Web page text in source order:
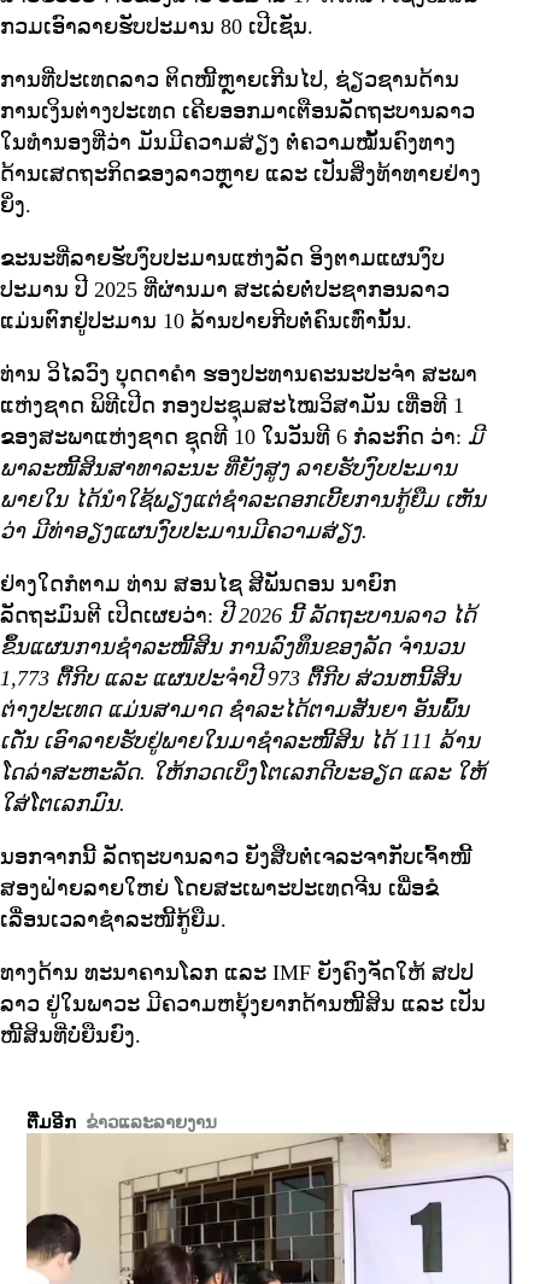
ກວມເອົາລາຍຮັບປະມານ 80 ເປີເຊັນ.
ການທີ່ປະເທດລາວ ຕິດໜີ້ຫຼາຍເກີນໄປ, ຊ່ຽວຊານດ້ານ
ການເງິນຕ່າງປະເທດ ເຄີຍອອກມາເຕືອນລັດຖະບານລາວ
ໃນທໍານອງທີ່ວ່າ ມັນມີຄວາມສ່ຽງ ຕໍ່ຄວາມໝັ້ນຄົງທາງ
ດ້ານເສດຖະກິດຂອງລາວຫຼາຍ ແລະ ເປັນສິ່ງທ້າທາຍຢ່າງ
ຍິ່ງ.
ຂະນະທີ່ລາຍຮັບງົບປະມານແຫ່ງລັດ ອິງຕາມແຜນງົບ
ປະມານ ປີ 2025 ທີ່ຜ່ານມາ ສະເລ່ຍຕໍ່ປະຊາກອນລາວ
ແມ່ນຕົກຢູ່ປະມານ 10 ລ້ານປາຍກີບຕໍ່ຄົນເທົ່ານັ້ນ.
ທ່ານ ວິໄລວົງ ບຸດດາຄຳ ຮອງປະທານຄະນະປະຈໍາ ສະພາ
ແຫ່ງຊາດ ພິທີເປີດ ກອງປະຊຸມສະໄໝວິສາມັນ ເທື່ອທີ 1
ຂອງສະພາແຫ່ງຊາດ ຊຸດທີ 10 ໃນວັນທີ 6 ກໍລະກົດ ວ່າ: ມີ
ພາລະໜີ້ສິນສາທາລະນະ ທີ່ຍັງສູງ ລາຍຮັບງົບປະມານ
ພາຍໃນ ໄດ້ນຳໃຊ້ພຽງແຕ່ຊຳລະດອກເບີ້ຍການກູ້ຍືມ ເຫັນ
ວ່າ ມີທ່າອຽງແຜນງົບປະມານມີຄວາມສ່ຽງ.
ຢ່າງໃດກໍຕາມ ທ່ານ ສອນໄຊ ສີພັນດອນ ນາຍົກ
ລັດຖະມົນຕີ ເປິດເຜຍວ່າ: ປີ 2026 ນີ້ ລັດຖະບານລາວ ໄດ້
ຂຶ້ນແຜນການຊຳລະໜີ້ສິນ ການລົງທຶນຂອງລັດ ຈຳນວນ
1,773 ຕື້ກີບ ແລະ ແຜນປະຈຳປີ 973 ຕື້ກີບ ສ່ວນຫນີ້ສິນ
ຕ່າງປະເທດ ແມ່ນສາມາດ ຊຳລະໄດ້ຕາມສັນຍາ ອັນພົ້ນ
ເດັ່ນ ເອົາລາຍຮັບຢູ່ພາຍໃນມາຊຳລະໜີ້ສິນ ໄດ້ 111 ລ້ານ
ໂດລ່າສະຫະລັດ. ໃຫ້ກວດເບິ່ງໂຕເລກດີບະອຽດ ແລະ ໃຫ້
ໃສ່ໂຕເລກມົນ.
ນອກຈາກນີ້ ລັດຖະບານລາວ ຍັງສືບຕໍ່ເຈລະຈາກັບເຈົ້າໜີ້
ສອງຝ່າຍລາຍໃຫຍ່ ໂດຍສະເພາະປະເທດຈີນ ເພື່ອຂໍ
ເລື່ອນເວລາຊຳລະໜີ້ກູ້ຍືມ.
ທາງດ້ານ ທະນາຄານໂລກ ແລະ IMF ຍັງຄົງຈັດໃຫ້ ສປປ
ລາວ ຢູ່ໃນພາວະ ມີຄວາມຫຍຸ້ງຍາກດ້ານໜີ້ສິນ ແລະ ເປັນ
ໜີ້ສິນທີ່ບໍ່ຍືນຍົງ.
ຕື່ມອີກ ຂ່າວແລະລາຍງານ